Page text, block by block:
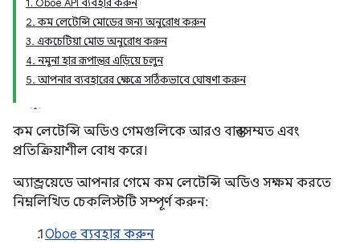
1. Oboe API ব্যবহার করুন
2. কম লেটেন্সি মোডের জন্য অনুরোধ করুন
3. একচেটিয়া মোড অনুরোধ করুন
4. নমুনা হার রূপান্তর এড়িয়ে চলুন
5. আপনার ব্যবহারের ক্ষেত্রে সঠিকভাবে ঘোষণা করুন
কম লেটেন্সি অডিও গেমগুলিকে আরও বাস্তবসম্মত এবং
প্রতিক্রিয়াশীল বোধ করে।
অ্যান্ড্রয়েডে আপনার গেমে কম লেটেন্সি অডিও সক্ষম করতে
নিম্নলিখিত চেকলিস্টটি সম্পূর্ণ করুন:
Oboe ব্যবহার করুন